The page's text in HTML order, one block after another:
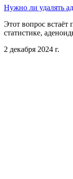
Нужно ли удалять
Этот вопрос
статистике,
2 декабря 2024 г.